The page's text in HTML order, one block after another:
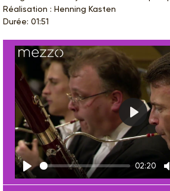
Réalisation : Henning Kasten
Durée: 01:51
Play
02:20
Play